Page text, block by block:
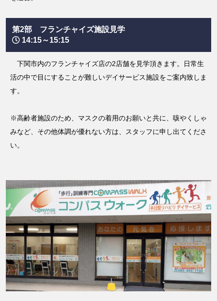
第2部 フランチャイズ施設見学
14:15～15:15
下関市内のフランチャイズ店の2店舗を見学頂きます。日常生
活の中で目にすることが難しいデイサービス施設をご案内致しま
す。
※高齢者施設のため、マスクの着用のお願いと共に、咳やくしゃ
みなど、その他体調が優れない方は、スタッフに申し出てくださ
い。